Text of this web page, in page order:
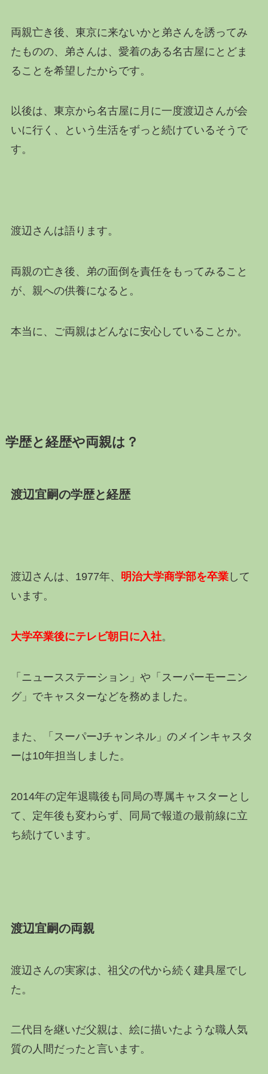
両親亡き後、東京に来ないかと弟さんを誘ってみ
たものの、弟さんは、愛着のある名古屋にとどま
ることを希望したからです。
以後は、東京から名古屋に月に一度渡辺さんが会
いに行く、という生活をずっと続けているそうで
す。
渡辺さんは語ります。
両親の亡き後、弟の面倒を責任をもってみること
が、親への供養になると。
本当に、ご両親はどんなに安心していることか。
学歴と経歴や両親は？
渡辺宜嗣の学歴と経歴
渡辺さんは、1977年、 明治大学商学部を卒業して
います。
大学卒業後にテレビ朝日に入社。
「ニュースステーション」や「スーパーモーニン
グ」でキャスターなどを務めました。
また、「スーパーJチャンネル」のメインキャスタ
ーは10年担当しました。
2014年の定年退職後も同局の専属キャスターとし
て、定年後も変わらず、同局で報道の最前線に立
ち続けています。
渡辺宜嗣の両親
渡辺さんの実家は、祖父の代から続く建具屋でし
た。
二代目を継いだ父親は、絵に描いたような職人気
質の人間だったと言います。